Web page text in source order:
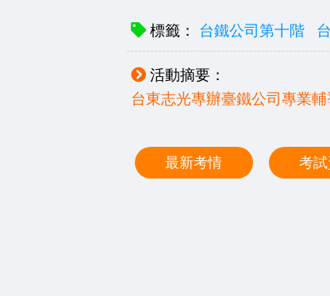
標籤： 台鐵公司第十階
活動摘要：
台東志光專辦臺鐵公司專業
最新考情 考